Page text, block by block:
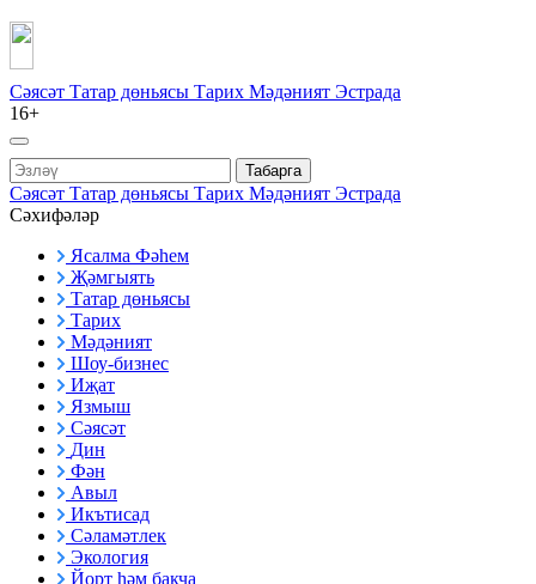
Сәясәт Татар дөньясы Тарих Мәдәният Эстрада
16+
Табарга
Сәясәт Татар дөньясы Тарих Мәдәният Эстрада
Сәхифәләр
Ясалма Фәһем
Җәмгыять
Татар дөньясы
Тарих
Мәдәният
Шоу-бизнес
Иҗат
Язмыш
Сәясәт
Дин
Фән
Авыл
Икътисад
Сәламәтлек
Экология
Йорт һәм бакча